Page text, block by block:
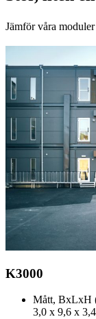
Jämför våra
K3000
Mått, BxLxH
3,0 x 9,6 x 3,4